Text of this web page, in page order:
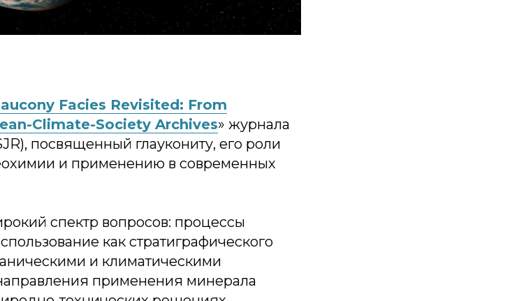
y Facies Revisited: From
Climate-Society Archives» журнала
посвященный глаукониту, его роли
и применению в современных
спектр вопросов: процессы
как стратиграфического
и климатическими
применения минерала